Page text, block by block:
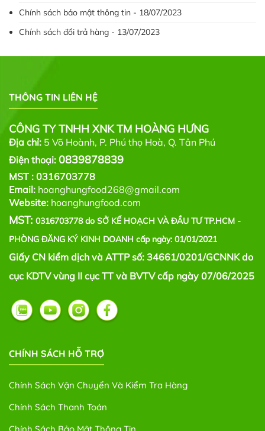
Chính sách bảo mật thông tin - 18/07/2023
Chính sách đổi trả hàng - 13/07/2023
THÔNG TIN LIÊN HỆ
CÔNG TY TNHH XNK TM HOÀNG HƯNG
Địa chỉ: 5 Võ Hoành, P. Phú thọ Hoà, Q. Tân Phú
Điện thoại: 0839878839
MST : 0316703778
Email: hoanghungfood268@gmail.com
Website: hoanghungfood.com
MST: 0316703778 do SỞ KẾ HOẠCH VÀ ĐẦU TƯ TP.HCM -
PHÒNG ĐĂNG KÝ KINH DOANH cấp ngày: 01/01/2021
Giấy CN kiểm dịch và ATTP số: 34661/0201/GCNNK do
cục KDTV vùng II cục TT và BVTV cấp ngày 07/06/2025
CHÍNH SÁCH HỖ TRỢ
Chính Sách Vận Chuyển Và Kiểm Tra Hàng
Chính Sách Thanh Toán